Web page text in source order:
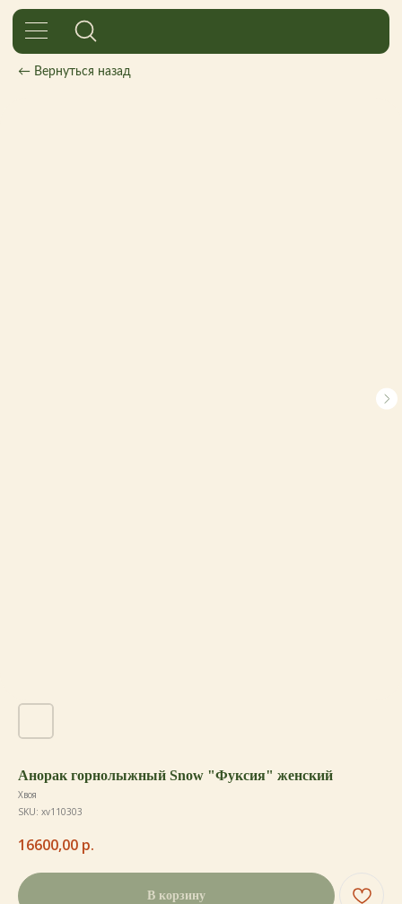
← Вернуться назад
Анорак горнолыжный Snow "Фуксия" женский
Хвоя
SKU: xv110303
16600,00 р.
В корзину